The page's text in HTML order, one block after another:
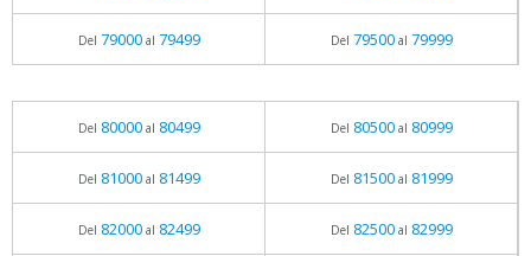
Del 79000al 79499 Del 79500al 79999
Del 80000al 80499 Del 80500al 80999
Del 81000al 81499 Del 81500al 81999
Del 82000al 82499 Del 82500al 82999